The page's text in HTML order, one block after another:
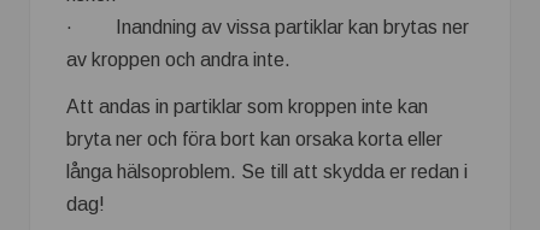
· Inandning av vissa partiklar kan brytas ner
av kroppen och andra inte.
Att andas in partiklar som kroppen inte kan
bryta ner och föra bort kan orsaka korta eller
långa hälsoproblem. Se till att skydda er redan i
dag!